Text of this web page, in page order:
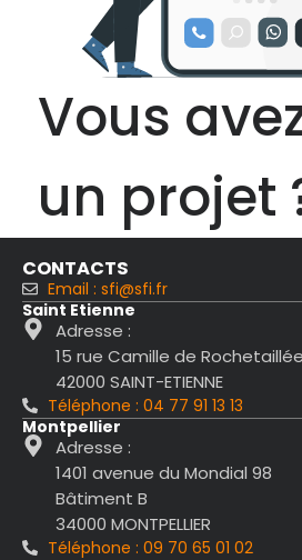
Vous
un projet
CONTACTS
Email : sfi@sfi.fr
Saint Etienne
Adresse :
15 rue Camille de Rochetaillée
42000 SAINT-ETIENNE
Téléphone : 04 77 91 13 13
Montpellier
Adresse :
1401 avenue du Mondial 98
Bâtiment B
34000 MONTPELLIER
Téléphone : 09 70 65 01 02